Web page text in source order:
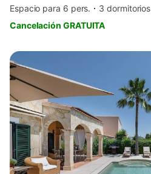
Espacio para 6 pers. 3 dormitorios
Cancelación GRATUITA